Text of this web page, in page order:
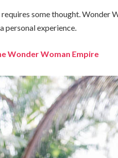
some thought. Wonder
personal experience.
Wonder Woman Empire